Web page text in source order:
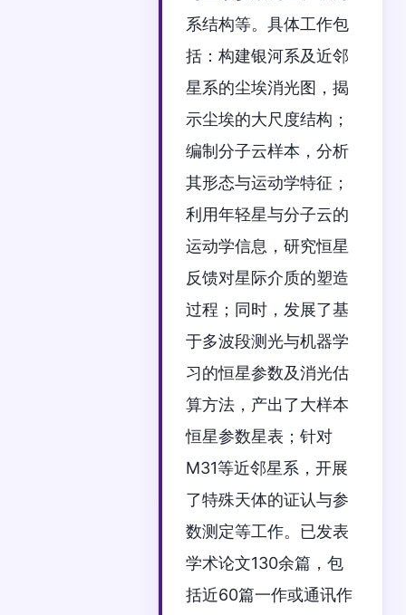
系结构等。具体工作包
括：构建银河系及近邻
星系的尘埃消光图，揭
示尘埃的大尺度结构；
编制分子云样本，分析
其形态与运动学特征；
利用年轻星与分子云的
运动学信息，研究恒星
反馈对星际介质的塑造
过程；同时，发展了基
于多波段测光与机器学
习的恒星参数及消光估
算方法，产出了大样本
恒星参数星表；针对
M31等近邻星系，开展
了特殊天体的证认与参
数测定等工作。已发表
学术论文130余篇，包
括近60篇一作或通讯作